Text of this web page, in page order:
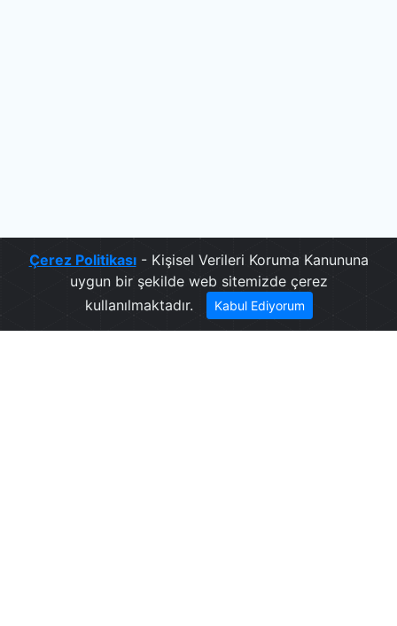
Çerez Politikası- Kişisel Verileri Koruma Kanununa
uygun bir şekilde web sitemizde çerez
kullanılmaktadır.
Kabul Ediyorum